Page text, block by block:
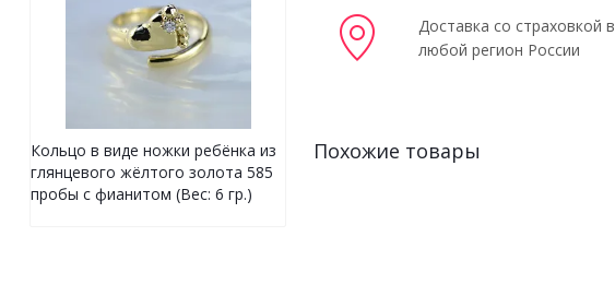
Доставка со страховкой в
любой регион России
Похожие товары
Кольцо в виде ножки ребёнка из
глянцевого жёлтого золота 585
пробы с фианитом (Вес: 6 гр.)